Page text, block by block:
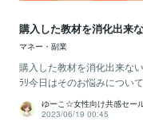
購入した教材を消化出来
マネー・副業
購入した教材を消化出来な
ﾗﾘ今日はそのお悩みについ
ゆーこ☆女性向け共感セー
2023/06/19 00:45